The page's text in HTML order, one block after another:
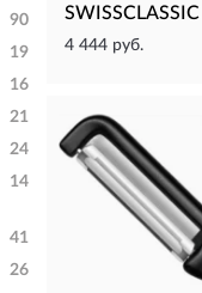
90
19
16
21
24
14
41
26
4 444 руб.